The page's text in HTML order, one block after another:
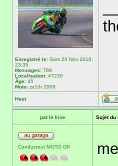
Enregistré le: Sam 20 Nov 2010,
23:35
Messages: 768
Localisation: 47230
Âge: 45
Moto: zx10r 2008
Haut
pat le kine Sujet du
Conducteur MOTO GP